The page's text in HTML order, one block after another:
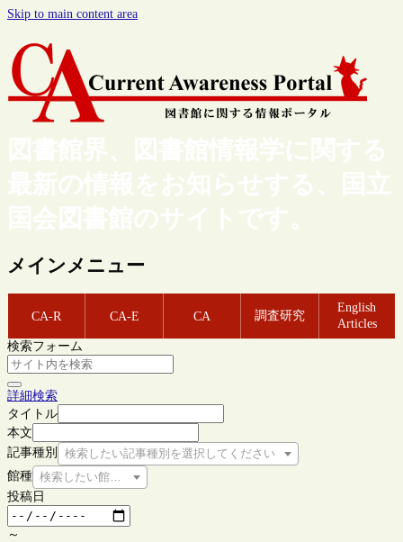
Skip to main content area
図書館界、図書館情報学に関する
最新の情報をお知らせする、国立
国会図書館のサイトです。
メインメニュー
CA-R CA-E CA 調査研究
English
Articles
検索フォーム
詳細検索
タイトル
本文
記事種別
検索したい記事種別を選択してください
館種 検索したい館種を選択してください
投稿日
～